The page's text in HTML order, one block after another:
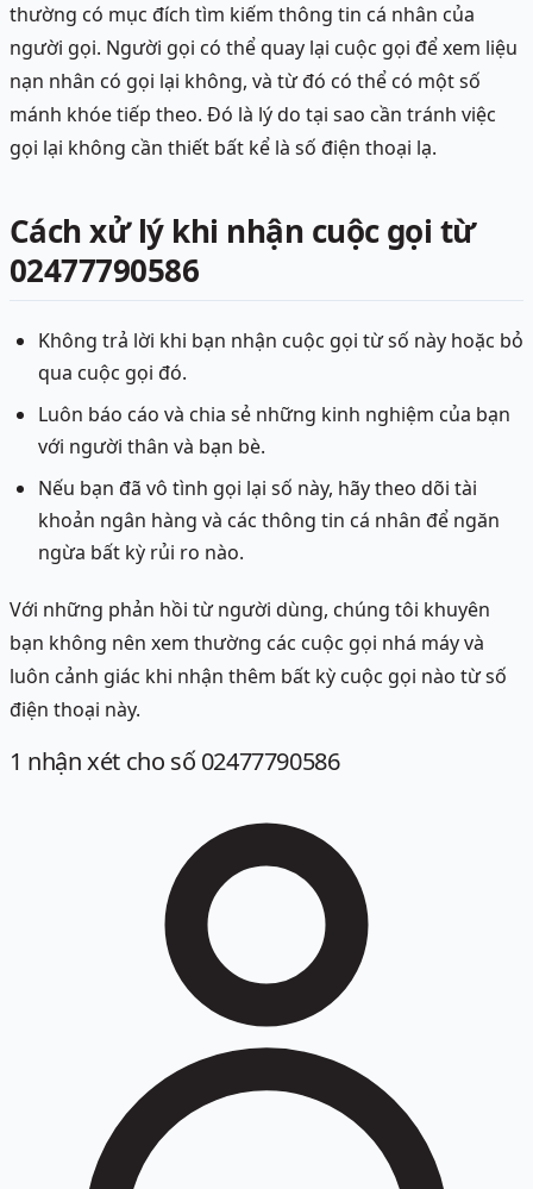
thường có mục đích tìm kiếm thông tin cá nhân của
người gọi. Người gọi có thể quay lại cuộc gọi để xem liệu
nạn nhân có gọi lại không, và từ đó có thể có một số
mánh khóe tiếp theo. Đó là lý do tại sao cần tránh việc
gọi lại không cần thiết bất kể là số điện thoại lạ.
Cách xử lý khi nhận cuộc gọi từ
02477790586
Không trả lời khi bạn nhận cuộc gọi từ số này hoặc bỏ
qua cuộc gọi đó.
Luôn báo cáo và chia sẻ những kinh nghiệm của bạn
với người thân và bạn bè.
Nếu bạn đã vô tình gọi lại số này, hãy theo dõi tài
khoản ngân hàng và các thông tin cá nhân để ngăn
ngừa bất kỳ rủi ro nào.
Với những phản hồi từ người dùng, chúng tôi khuyên
bạn không nên xem thường các cuộc gọi nhá máy và
luôn cảnh giác khi nhận thêm bất kỳ cuộc gọi nào từ số
điện thoại này.
1 nhận xét cho số 02477790586